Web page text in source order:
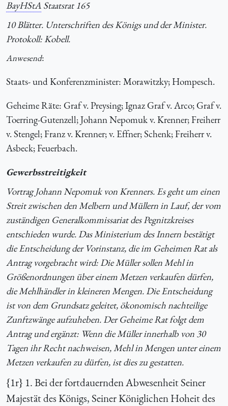
BayHStA Staatsrat 165
10 Blätter. Unterschriften des Königs und der Minister.
Protokoll: Kobell.
Anwesend:
Staats- und Konferenzminister: Morawitzky; Hompesch.
Geheime Räte: Graf v. Preysing; Ignaz Graf v. Arco; Graf v.
Toerring-Gutenzell; Johann Nepomuk v. Krenner; Freiherr
v. Stengel; Franz v. Krenner; v. Effner; Schenk; Freiherr v.
Asbeck; Feuerbach.
Gewerbsstreitigkeit
Vortrag Johann Nepomuk von Krenners. Es geht um einen
Streit zwischen den Melbern und Müllern in Lauf, der vom
zuständigen Generalkommissariat des Pegnitzkreises
entschieden wurde. Das Ministerium des Innern bestätigt
die Entscheidung der Vorinstanz, die im Geheimen Rat als
Antrag vorgebracht wird: Die Müller sollen Mehl in
Größenordnungen über einem Metzen verkaufen dürfen,
die Mehlhändler in kleineren Mengen. Die Entscheidung
ist von dem Grundsatz geleitet, ökonomisch nachteilige
Zunftzwänge aufzuheben. Der Geheime Rat folgt dem
Antrag und ergänzt: Wenn die Müller innerhalb von 30
Tagen ihr Recht nachweisen, Mehl in Mengen unter einem
Metzen verkaufen zu dürfen, ist dies zu gestatten.
{1r} 1. Bei der fortdauernden Abwesenheit Seiner
Majestät des Königs, Seiner Königlichen Hoheit des